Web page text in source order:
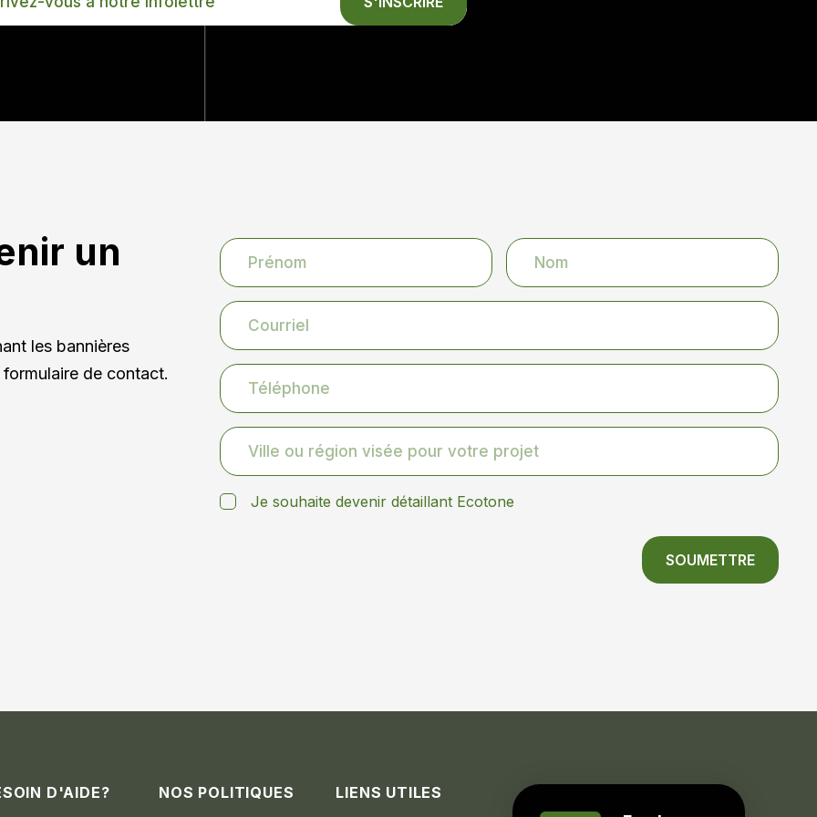
un
les bannières
de contact.
Je souhaite devenir détaillant Ecotone
SOUMETTRE
D'AIDE? NOS POLITIQUES LIENS UTILES